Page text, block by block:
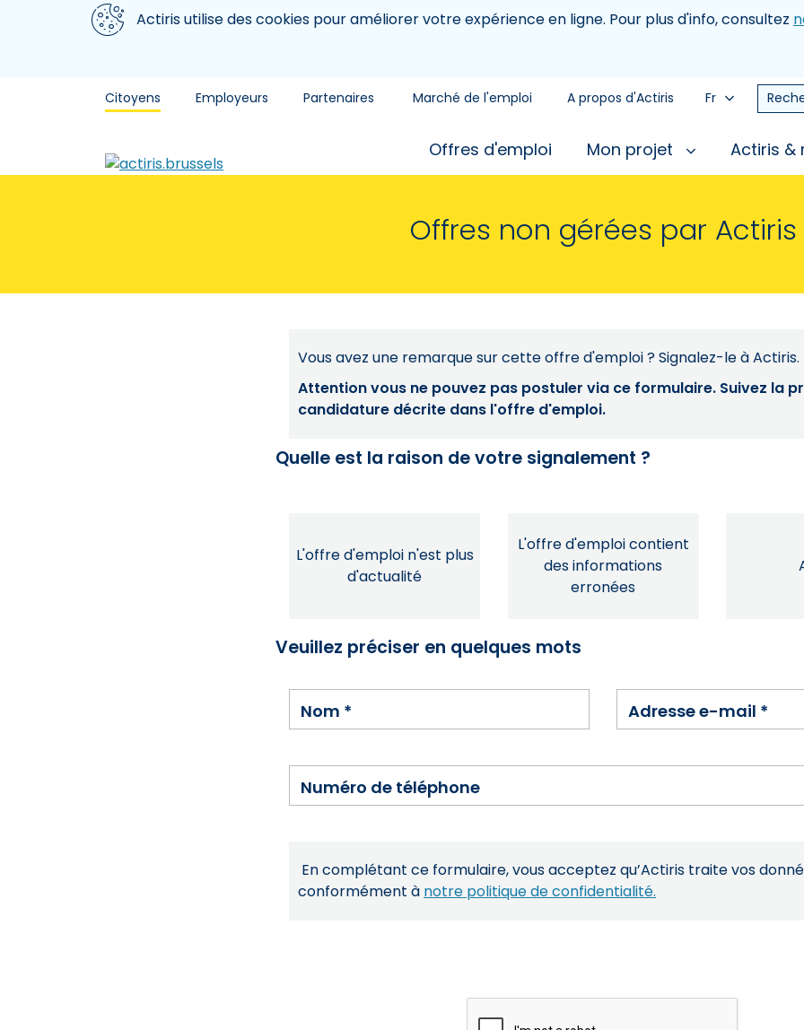
Aller au contenu principal
Nous utilisons des cookiesActiris utilise des cookies pour améliorer votre expérience en ligne. Pour plus d'info, consultez
Citoyens Employeurs Partenaires Marché de l'emploi A propos d'Actiris Fr
Offres d'emploi Mon projet Actiris
Offres non gérées par Actiris
Vous avez une remarque sur cette offre d'emploi ? Signalez-le à Actiris.
Attention vous ne pouvez pas postuler via ce formulaire. Suivez la
candidature décrite dans l'offre d'emploi.
Quelle est la raison de votre signalement ?
L'offre d'emploi n'est plus
d'actualité
L'offre d'emploi contient
des informations
erronées
Veuillez préciser en quelques mots
Nom * Adresse e-mail *
Numéro de téléphone
En complétant ce formulaire, vous acceptez qu’Actiris traite vos
conformément à notre politique de confidentialité.